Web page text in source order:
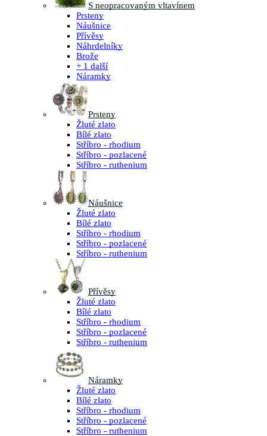
S neopracovaným vltavínem
Prsteny
Náušnice
Přívěsy
Náhrdelníky
Brože
+ 1 další
Náramky
Prsteny
Žluté zlato
Bílé zlato
Stříbro - rhodium
Stříbro - pozlacené
Stříbro - ruthenium
Náušnice
Žluté zlato
Bílé zlato
Stříbro - rhodium
Stříbro - pozlacené
Stříbro - ruthenium
Přívěsy
Žluté zlato
Bílé zlato
Stříbro - rhodium
Stříbro - pozlacené
Stříbro - ruthenium
Náramky
Žluté zlato
Bílé zlato
Stříbro - rhodium
Stříbro - pozlacené
Stříbro - ruthenium